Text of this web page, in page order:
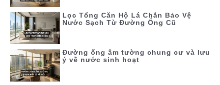
Lọc Tổng Căn Hộ Lá Chắn Bảo Vệ
Nước Sạch Từ Đường Ống Cũ
Đường ống âm tường chung cư và lưu
ý về nước sinh hoạt